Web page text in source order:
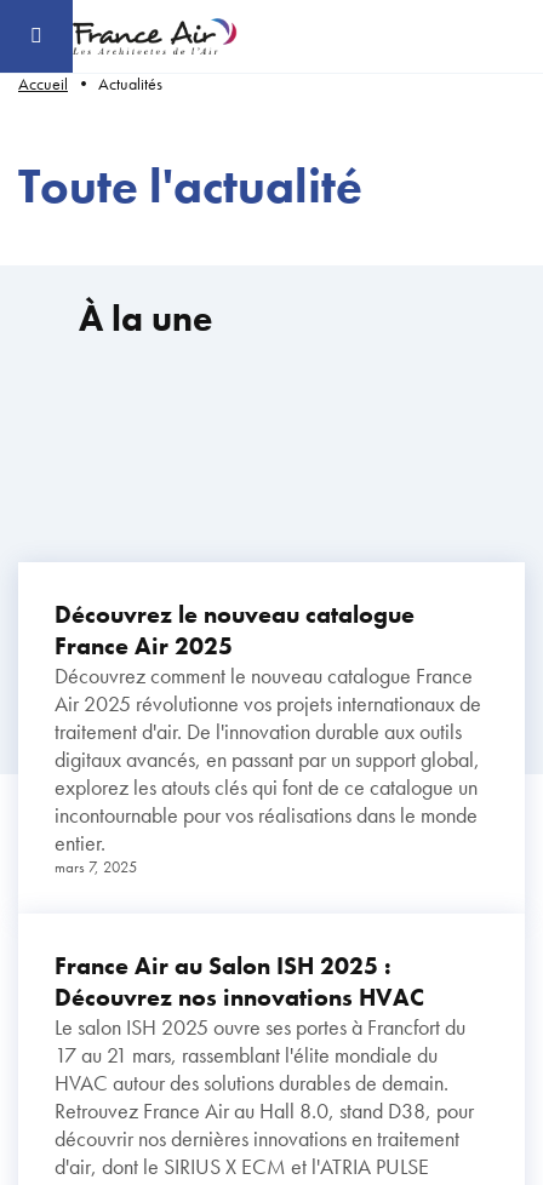
contenu
Accueil Actualités
Toute l'actualité
À la une
Découvrez le nouveau catalogue
France Air 2025
Découvrez comment le nouveau catalogue France
Air 2025 révolutionne vos projets internationaux de
traitement d'air. De l'innovation durable aux outils
digitaux avancés, en passant par un support global,
explorez les atouts clés qui font de ce catalogue un
incontournable pour vos réalisations dans le monde
entier.
mars 7, 2025
France Air au Salon ISH 2025 :
Découvrez nos innovations HVAC
Le salon ISH 2025 ouvre ses portes à Francfort du
17 au 21 mars, rassemblant l'élite mondiale du
HVAC autour des solutions durables de demain.
Retrouvez France Air au Hall 8.0, stand D38, pour
découvrir nos dernières innovations en traitement
d'air, dont le SIRIUS X ECM et l'ATRIA PULSE